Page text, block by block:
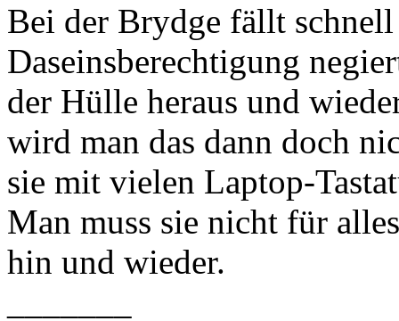
Bei der Brydge fällt
Daseinsberechtigung
der Hülle heraus und
wird man das dann doch
sie mit vielen Laptop-
Man muss sie nicht für
hin und wieder.